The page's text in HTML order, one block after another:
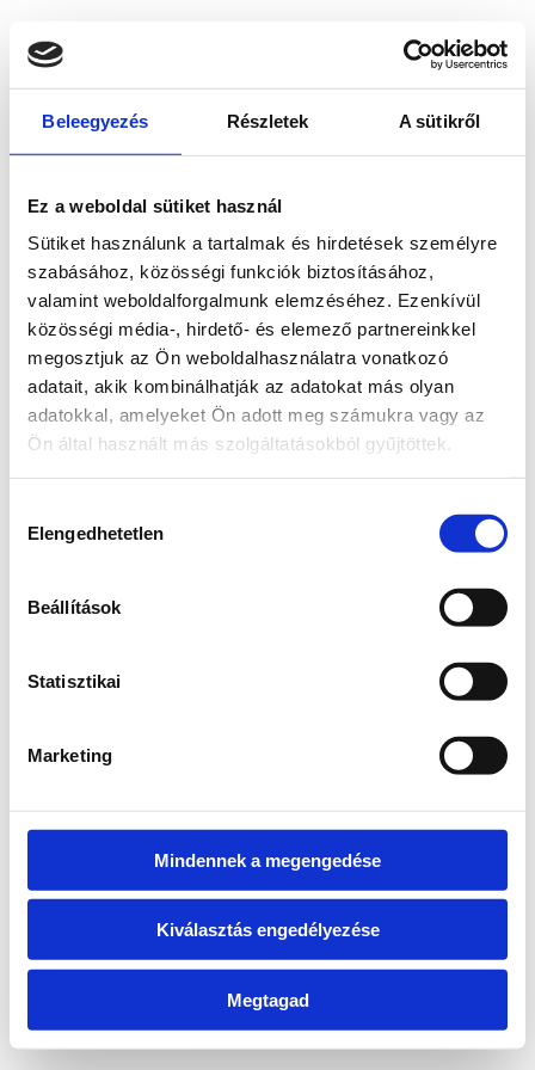
Beleegyezés Részletek A sütikről
Ez a weboldal sütiket használ
Sütiket használunk a tartalmak és hirdetések személyre
szabásához, közösségi funkciók biztosításához,
valamint weboldalforgalmunk elemzéséhez. Ezenkívül
közösségi média-, hirdető- és elemező partnereinkkel
megosztjuk az Ön weboldalhasználatra vonatkozó
adatait, akik kombinálhatják az adatokat más olyan
adatokkal, amelyeket Ön adott meg számukra vagy az
Ön által használt más szolgáltatásokból gyűjtöttek.
kiválasztása
Elengedhetetlen
Beállítások
Statisztikai
Marketing
Mindennek a megengedése
Kiválasztás engedélyezése
Megtagad
loadingwww.bicapp.hu
(see the browser console for more